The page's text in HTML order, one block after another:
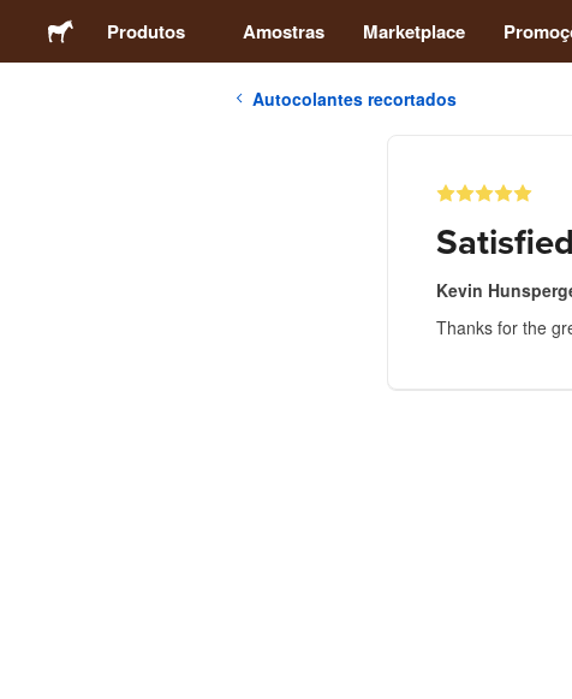
Produtos Amostras Marketplace
Autocolantes recortados
Satisfied
Kevin
Thanks for the